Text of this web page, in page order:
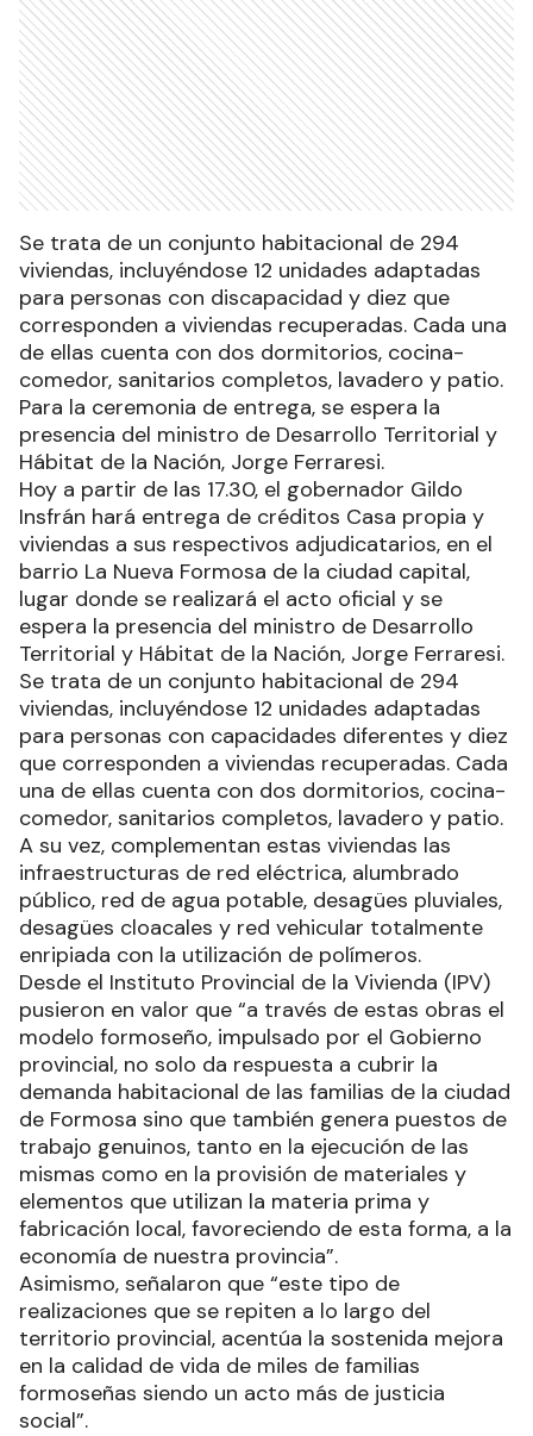
Se trata de un conjunto habitacional de 294
viviendas, incluyéndose 12 unidades adaptadas
para personas con discapacidad y diez que
corresponden a viviendas recuperadas. Cada una
de ellas cuenta con dos dormitorios, cocina-
comedor, sanitarios completos, lavadero y patio.
Para la ceremonia de entrega, se espera la
presencia del ministro de Desarrollo Territorial y
Hábitat de la Nación, Jorge Ferraresi.
Hoy a partir de las 17.30, el gobernador Gildo
Insfrán hará entrega de créditos Casa propia y
viviendas a sus respectivos adjudicatarios, en el
barrio La Nueva Formosa de la ciudad capital,
lugar donde se realizará el acto oficial y se
espera la presencia del ministro de Desarrollo
Territorial y Hábitat de la Nación, Jorge Ferraresi.
Se trata de un conjunto habitacional de 294
viviendas, incluyéndose 12 unidades adaptadas
para personas con capacidades diferentes y diez
que corresponden a viviendas recuperadas. Cada
una de ellas cuenta con dos dormitorios, cocina-
comedor, sanitarios completos, lavadero y patio.
A su vez, complementan estas viviendas las
infraestructuras de red eléctrica, alumbrado
público, red de agua potable, desagües pluviales,
desagües cloacales y red vehicular totalmente
enripiada con la utilización de polímeros.
Desde el Instituto Provincial de la Vivienda (IPV)
pusieron en valor que “a través de estas obras el
modelo formoseño, impulsado por el Gobierno
provincial, no solo da respuesta a cubrir la
demanda habitacional de las familias de la ciudad
de Formosa sino que también genera puestos de
trabajo genuinos, tanto en la ejecución de las
mismas como en la provisión de materiales y
elementos que utilizan la materia prima y
fabricación local, favoreciendo de esta forma, a la
economía de nuestra provincia”.
Asimismo, señalaron que “este tipo de
realizaciones que se repiten a lo largo del
territorio provincial, acentúa la sostenida mejora
en la calidad de vida de miles de familias
formoseñas siendo un acto más de justicia
social”.